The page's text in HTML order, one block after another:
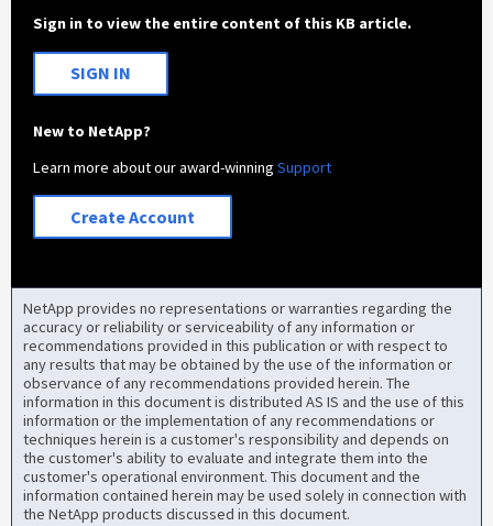
Sign in to view the entire content of this KB article.
SIGN IN
New to NetApp?
Learn more about our award-winningSupport
Create Account
NetApp provides no representations or warranties regarding the
accuracy or reliability or serviceability of any information or
recommendations provided in this publication or with respect to
any results that may be obtained by the use of the information or
observance of any recommendations provided herein. The
information in this document is distributed AS IS and the use of this
information or the implementation of any recommendations or
techniques herein is a customer's responsibility and depends on
the customer's ability to evaluate and integrate them into the
customer's operational environment. This document and the
information contained herein may be used solely in connection with
the NetApp products discussed in this document.